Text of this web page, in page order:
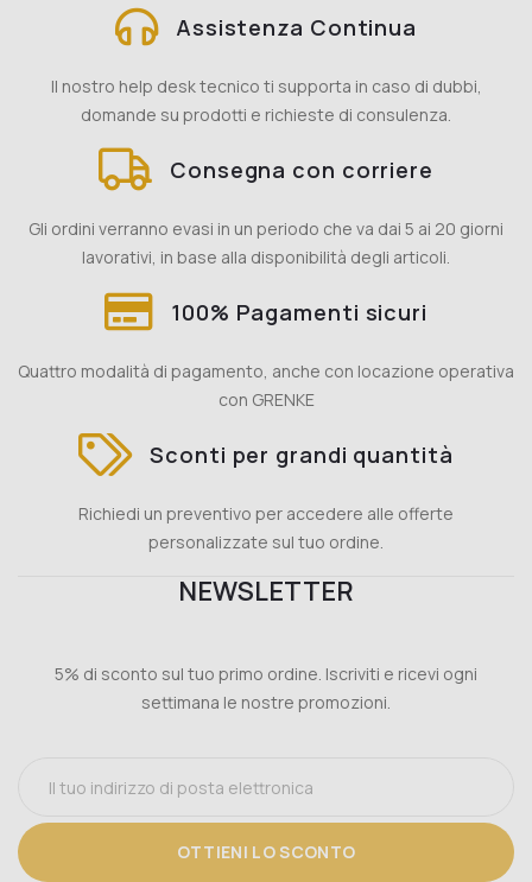
Assistenza Continua
Il nostro help desk tecnico ti supporta in caso di dubbi,
domande su prodotti e richieste di consulenza.
Consegna con corriere
Gli ordini verranno evasi in un periodo che va dai 5 ai 20 giorni
lavorativi, in base alla disponibilità degli articoli.
100% Pagamenti sicuri
Quattro modalità di pagamento, anche con locazione operativa
con GRENKE
Sconti per grandi quantità
Richiedi un preventivo per accedere alle offerte
personalizzate sul tuo ordine.
NEWSLETTER
5% di sconto sul tuo primo ordine. Iscriviti e ricevi ogni
settimana le nostre promozioni.
OTTIENI LO SCONTO